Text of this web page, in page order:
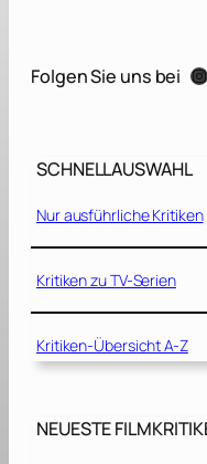
a
m
o
m
m
d
o
1
Folgen Sie uns bei Instagram
SCHNELLAUSWAHL
Nur ausführliche Kritiken
Kritiken zu TV-Serien
Kritiken-Übersicht A-Z
NEUESTE